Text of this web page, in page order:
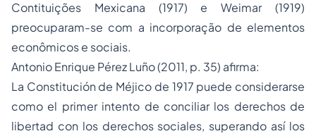
Contituições Mexicana (1917) e Weimar (1919)
preocuparam-se com a incorporação de elementos
econômicos e sociais.
Antonio Enrique Pérez Luño (2011, p. 35) afirma:
La Constitución de Méjico de 1917 puede considerarse
como el primer intento de conciliar los derechos de
libertad con los derechos sociales, superando así los